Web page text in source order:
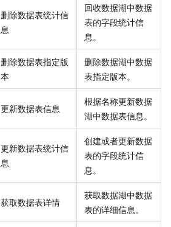
删除数据表统计信
息
回收数据湖中数据
表的字段统计信
息。
删除数据表指定版
本
删除数据湖中数据
表指定版本。
更新数据表信息
根据名称更新数据
湖中数据表信息。
更新数据表统计信
息
创建或者更新数据
表的字段统计信
息。
获取数据表详情
获取数据湖中数据
表的详细信息。